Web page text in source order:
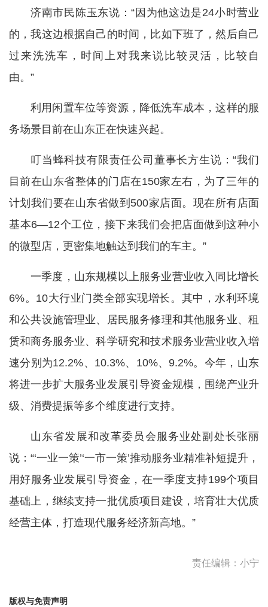
济南市民陈玉东说：“因为他这边是24小时营业
的，我这边根据自己的时间，比如下班了，然后自己
过来洗洗车，时间上对我来说比较灵活，比较自
由。”
利用闲置车位等资源，降低洗车成本，这样的服
务场景目前在山东正在快速兴起。
叮当蜂科技有限责任公司董事长方生说：“我们
目前在山东省整体的门店在150家左右，为了三年的
计划我们要在山东省做到500家店面。现在所有店面
基本6—12个工位，接下来我们会把店面做到这种小
的微型店，更密集地触达到我们的车主。”
一季度，山东规模以上服务业营业收入同比增长
6%。10大行业门类全部实现增长。其中，水利环境
和公共设施管理业、居民服务修理和其他服务业、租
赁和商务服务业、科学研究和技术服务业营业收入增
速分别为12.2%、10.3%、10%、9.2%。今年，山东
将进一步扩大服务业发展引导资金规模，围绕产业升
级、消费提振等多个维度进行支持。
山东省发展和改革委员会服务业处副处长张丽
说：“‘一业一策’‘一市一策’推动服务业精准补短提升，
用好服务业发展引导资金，在一季度支持199个项目
基础上，继续支持一批优质项目建设，培育壮大优质
经营主体，打造现代服务经济新高地。”
责任编辑：小宁
版权与免责声明